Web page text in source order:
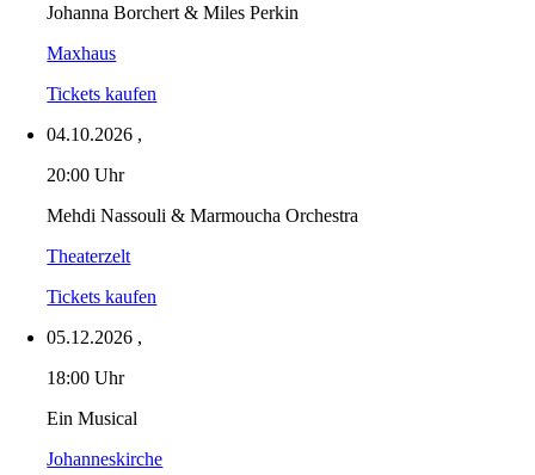
Johanna Borchert & Miles Perkin
Maxhaus
Tickets kaufen
04.10.2026 ,
20:00 Uhr
Mehdi Nassouli & Marmoucha Orchestra
Theaterzelt
Tickets kaufen
05.12.2026 ,
18:00 Uhr
Ein Musical
Johanneskirche